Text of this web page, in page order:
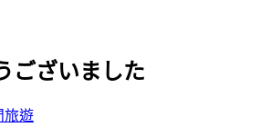
ございました
旅遊